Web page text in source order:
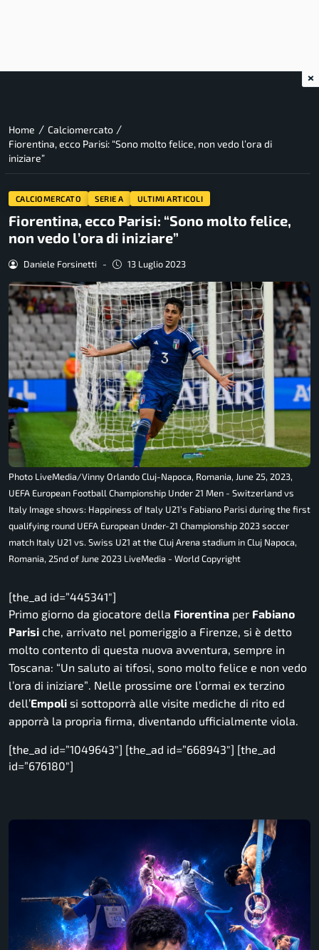
Home / Calciomercato /
Fiorentina, ecco Parisi: “Sono molto felice, non vedo l’ora di
iniziare”
CALCIOMERCATO SERIE A ULTIMI ARTICOLI
Fiorentina, ecco Parisi: “Sono molto felice,
non vedo l’ora di iniziare”
Daniele Forsinetti - 13 Luglio 2023
Photo LiveMedia/Vinny Orlando Cluj-Napoca, Romania, June 25, 2023,
UEFA European Football Championship Under 21 Men - Switzerland vs
Italy Image shows: Happiness of Italy U21’s Fabiano Parisi during the first
qualifying round UEFA European Under-21 Championship 2023 soccer
match Italy U21 vs. Swiss U21 at the Cluj Arena stadium in Cluj Napoca,
Romania, 25nd of June 2023 LiveMedia - World Copyright
[the_ad id=”445341″]
Primo giorno da giocatore della Fiorentina per Fabiano
Parisi che, arrivato nel pomeriggio a Firenze, si è detto
molto contento di questa nuova avventura, sempre in
Toscana: “Un saluto ai tifosi, sono molto felice e non vedo
l’ora di iniziare”. Nelle prossime ore l’ormai ex terzino
dell’Empoli si sottoporrà alle visite mediche di rito ed
apporrà la propria firma, diventando ufficialmente viola.
[the_ad id=”1049643″] [the_ad id=”668943″] [the_ad
id=”676180″]
×